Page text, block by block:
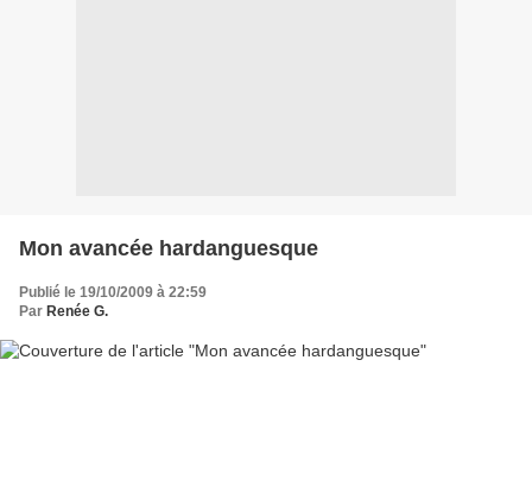
Mon avancée hardanguesque
Publié le 19/10/2009 à 22:59
Par Renée G.